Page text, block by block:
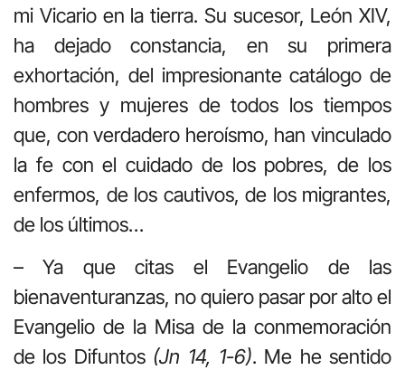
mi Vicario en la tierra. Su sucesor, León XIV,
ha dejado constancia, en su primera
exhortación, del impresionante catálogo de
hombres y mujeres de todos los tiempos
que, con verdadero heroísmo, han vinculado
la fe con el cuidado de los pobres, de los
enfermos, de los cautivos, de los migrantes,
de los últimos…
– Ya que citas el Evangelio de las
bienaventuranzas, no quiero pasar por alto el
Evangelio de la Misa de la conmemoración
de los Difuntos (Jn 14, 1-6). Me he sentido